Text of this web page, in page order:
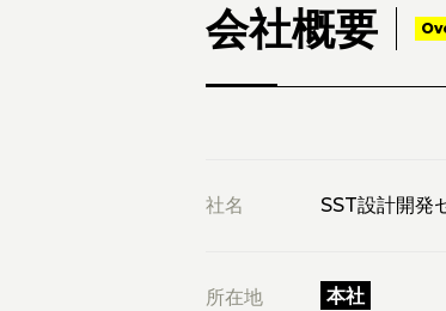
会社概要
社名 SST設計開発
所在地
本社